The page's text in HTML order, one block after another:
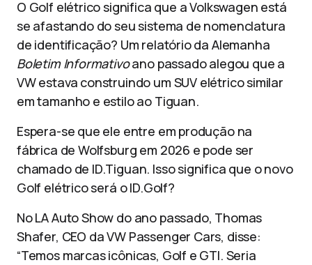
O Golf elétrico significa que a Volkswagen está
se afastando do seu sistema de nomenclatura
de identificação? Um relatório da Alemanha
Boletim Informativoano passado alegou que a
VW estava construindo um SUV elétrico similar
em tamanho e estilo ao Tiguan.
Espera-se que ele entre em produção na
fábrica de Wolfsburg em 2026 e pode ser
chamado de ID.Tiguan. Isso significa que o novo
Golf elétrico será o ID.Golf?
No LA Auto Show do ano passado, Thomas
Shafer, CEO da VW Passenger Cars, disse:
“Temos marcas icônicas, Golf e GTI. Seria